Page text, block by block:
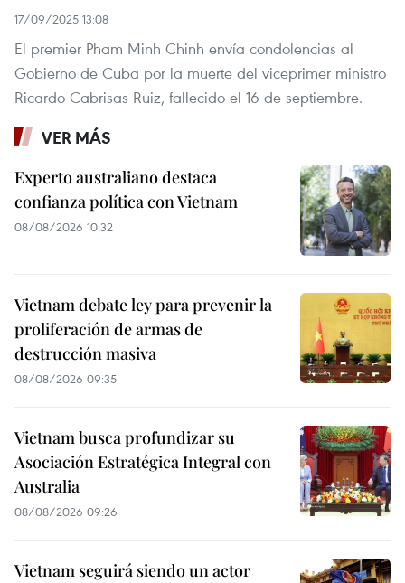
17/09/2025 13:08
El premier Pham Minh Chinh envía condolencias al
Gobierno de Cuba por la muerte del viceprimer ministro
Ricardo Cabrisas Ruiz, fallecido el 16 de septiembre.
VER MÁS
Experto australiano destaca
confianza política con Vietnam
08/08/2026 10:32
Vietnam debate ley para prevenir la
proliferación de armas de
destrucción masiva
08/08/2026 09:35
Vietnam busca profundizar su
Asociación Estratégica Integral con
Australia
08/08/2026 09:26
Vietnam seguirá siendo un actor